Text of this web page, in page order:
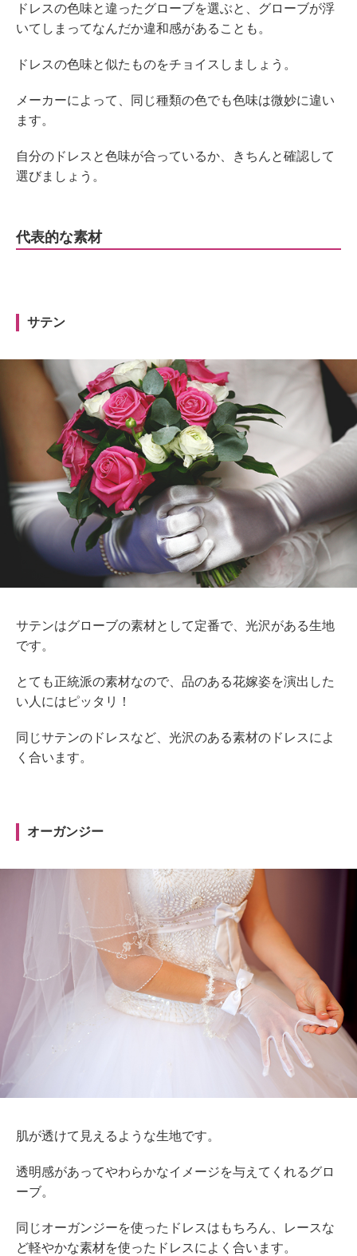
ドレスの色味と違ったグローブを選ぶと、グローブが浮
いてしまってなんだか違和感があることも。
ドレスの色味と似たものをチョイスしましょう。
メーカーによって、同じ種類の色でも色味は微妙に違い
ます。
自分のドレスと色味が合っているか、きちんと確認して
選びましょう。
代表的な素材
サテン
サテンはグローブの素材として定番で、光沢がある生地
です。
とても正統派の素材なので、品のある花嫁姿を演出した
い人にはピッタリ！
同じサテンのドレスなど、光沢のある素材のドレスによ
く合います。
オーガンジー
肌が透けて見えるような生地です。
透明感があってやわらかなイメージを与えてくれるグロ
ーブ。
同じオーガンジーを使ったドレスはもちろん、レースな
ど軽やかな素材を使ったドレスによく合います。